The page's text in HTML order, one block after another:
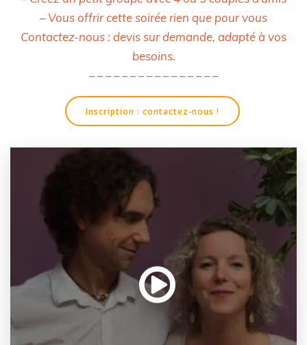
– Vous offrir cette soirée rien que pour vous
Contactez-nous : devis sur demande, adapté à vos
besoins.
– – – – – – – – – – – – – – – –
Inscription : contactez-nous !